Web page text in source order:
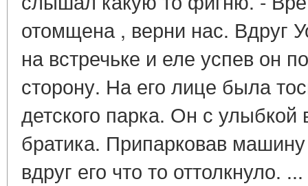
отомщена , верни нас. Вдруг
на встречьке и еле успев он
сторону. На его лице была
детского парка. Он с
братика. Припарковав
вдруг его что то оттолкнуло. ...